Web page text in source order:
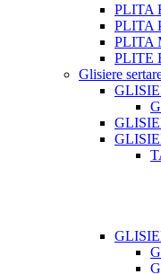
PLITA
PLITA
PLITA
PLITE
Glisiere